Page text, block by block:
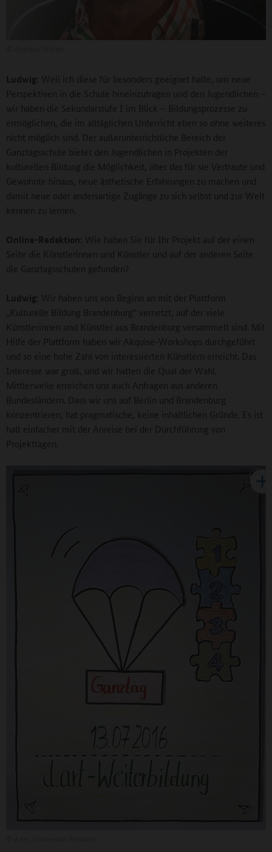
Ludwig: Weil ich diese für besonders geeignet halte, um neue
Perspektiven in die Schule hineinzutragen und den Jugendlichen –
wir haben die Sekundarstufe I im Blick – Bildungsprozesse zu
ermöglichen, die im alltäglichen Unterricht eben so ohne weiteres
nicht möglich sind. Der außerunterrichtliche Bereich der
Ganztagsschule bietet den Jugendlichen in Projekten der
kulturellen Bildung die Möglichkeit, über das für sie Vertraute und
Gewohnte hinaus, neue ästhetische Erfahrungen zu machen und
damit neue oder andersartige Zugänge zu sich selbst und zur Welt
kennen zu lernen.
Online-Redaktion: Wie haben Sie für Ihr Projekt auf der einen
Seite die Künstlerinnen und Künstler und auf der anderen Seite
die Ganztagsschulen gefunden?
Ludwig: Wir haben uns von Beginn an mit der Plattform
„Kulturelle Bildung Brandenburg“ vernetzt, auf der viele
Künstlerinnen und Künstler aus Brandenburg versammelt sind. Mit
Hilfe der Plattform haben wir Akquise-Workshops durchgeführt
und so eine hohe Zahl von interessierten Künstlern erreicht. Das
Interesse war groß, und wir hatten die Qual der Wahl.
Mittlerweile erreichen uns auch Anfragen aus anderen
Bundesländern. Dass wir uns auf Berlin und Brandenburg
konzentrieren, hat pragmatische, keine inhaltlichen Gründe. Es ist
halt einfacher mit der Anreise bei der Durchführung von
Projekttagen.